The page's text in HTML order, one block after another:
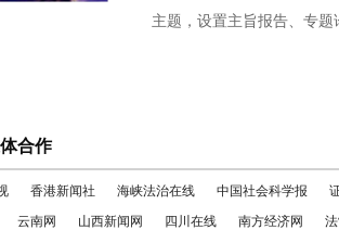
主题，设置主旨报告、专
合作
香港新闻社 海峡法治在线 中国社会科学报
云南网 山西新闻网 四川在线 南方经济网